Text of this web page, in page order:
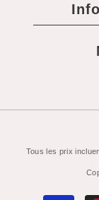
Tous les prix